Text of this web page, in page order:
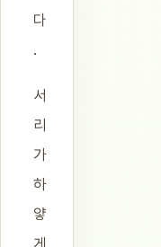
다
.
서
리
가
하
얗